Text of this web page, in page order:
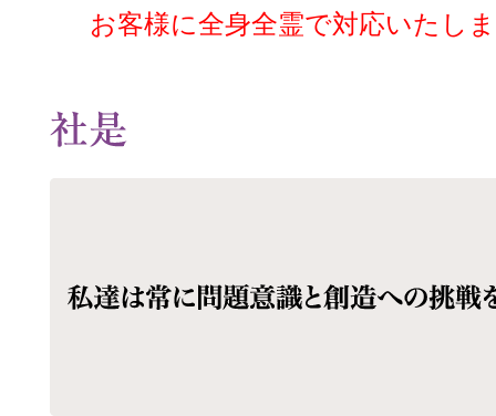
お客様に全身全霊で対応いたし